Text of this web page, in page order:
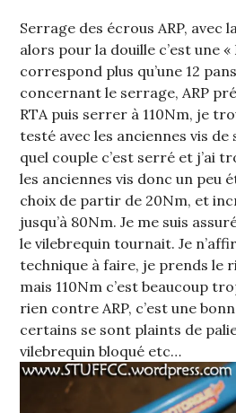
Serrage des écrous ARP, avec
alors pour la douille c’est une «
correspond plus qu’une 12
concernant le serrage, ARP
RTA puis serrer à 110Nm, je
testé avec les anciennes vis de
quel couple c’est serré et j’ai
les anciennes vis donc un peu
choix de partir de 20Nm, et
jusqu’à 80Nm. Je me suis
le vilebrequin tournait. Je
technique à faire, je prends le
mais 110Nm c’est beaucoup
rien contre ARP, c’est une
certains se sont plaints de
vilebrequin bloqué etc…